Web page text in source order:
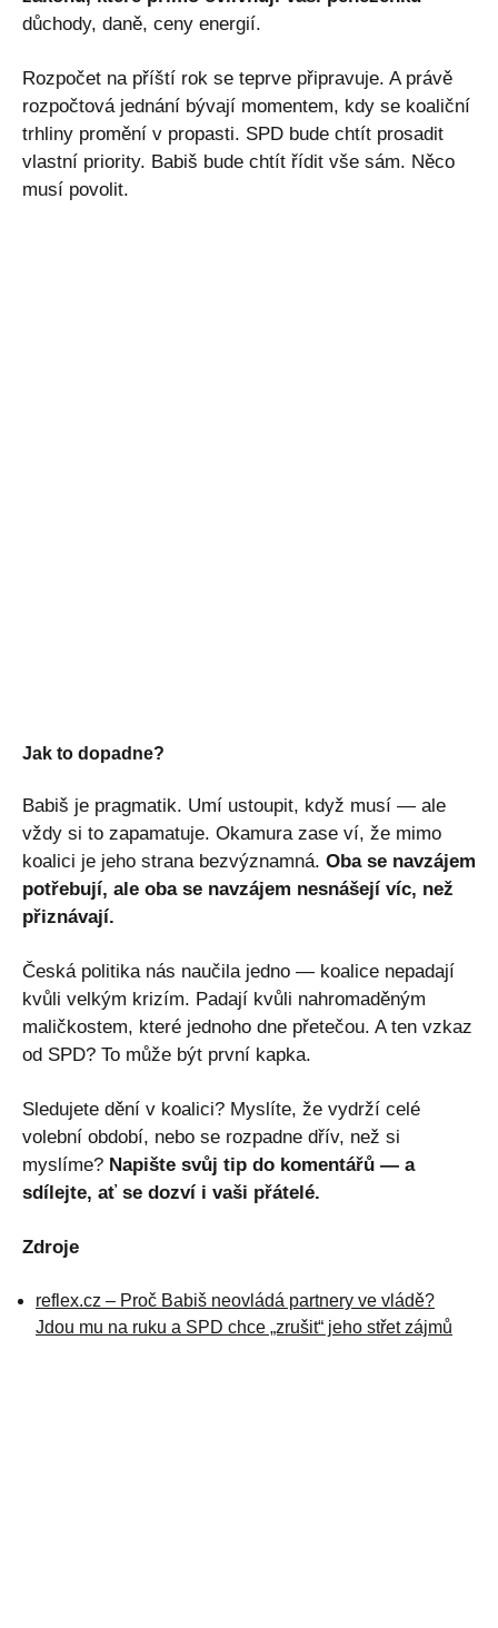
důchody, daně, ceny energií.
Rozpočet na příští rok se teprve připravuje. A právě
rozpočtová jednání bývají momentem, kdy se koaliční
trhliny promění v propasti. SPD bude chtít prosadit
vlastní priority. Babiš bude chtít řídit vše sám. Něco
musí povolit.
Jak to dopadne?
Babiš je pragmatik. Umí ustoupit, když musí — ale
vždy si to zapamatuje. Okamura zase ví, že mimo
koalici je jeho strana bezvýznamná. Oba se navzájem
potřebují, ale oba se navzájem nesnášejí víc, než
přiznávají.
Česká politika nás naučila jedno — koalice nepadají
kvůli velkým krizím. Padají kvůli nahromaděným
maličkostem, které jednoho dne přetečou. A ten vzkaz
od SPD? To může být první kapka.
Sledujete dění v koalici? Myslíte, že vydrží celé
volební období, nebo se rozpadne dřív, než si
myslíme? Napište svůj tip do komentářů — a
sdílejte, ať se dozví i vaši přátelé.
Zdroje
reflex.cz – Proč Babiš neovládá partnery ve vládě?
Jdou mu na ruku a SPD chce „zrušit“ jeho střet zájmů